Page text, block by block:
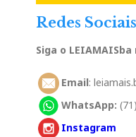
Redes Sociais
Siga o
Email:
WhatsApp:
Instagram